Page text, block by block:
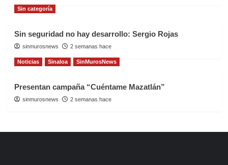
Sin categoría
Sin seguridad no hay desarrollo: Sergio Rojas
sinmurosnews 2 semanas hace
Noticias Sinaloa SinMurosNews
Presentan campaña “Cuéntame Mazatlán”
sinmurosnews 2 semanas hace